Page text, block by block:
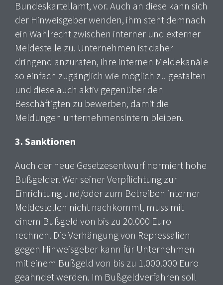
Bundeskartellamt, vor. Auch an diese kann sich
der Hinweisgeber wenden, ihm steht demnach
ein Wahlrecht zwischen interner und externer
Meldestelle zu. Unternehmen ist daher
dringend anzuraten, ihre internen Meldekanäle
so einfach zugänglich wie möglich zu gestalten
und diese auch aktiv gegenüber den
Beschäftigten zu bewerben, damit die
Meldungen unternehmensintern bleiben.
3. Sanktionen
Auch der neue Gesetzesentwurf normiert hohe
Bußgelder. Wer seiner Verpflichtung zur
Einrichtung und/oder zum Betreiben interner
Meldestellen nicht nachkommt, muss mit
einem Bußgeld von bis zu 20.000 Euro
rechnen. Die Verhängung von Repressalien
gegen Hinweisgeber kann für Unternehmen
mit einem Bußgeld von bis zu 1.000.000 Euro
geahndet werden. Im Bußgeldverfahren soll